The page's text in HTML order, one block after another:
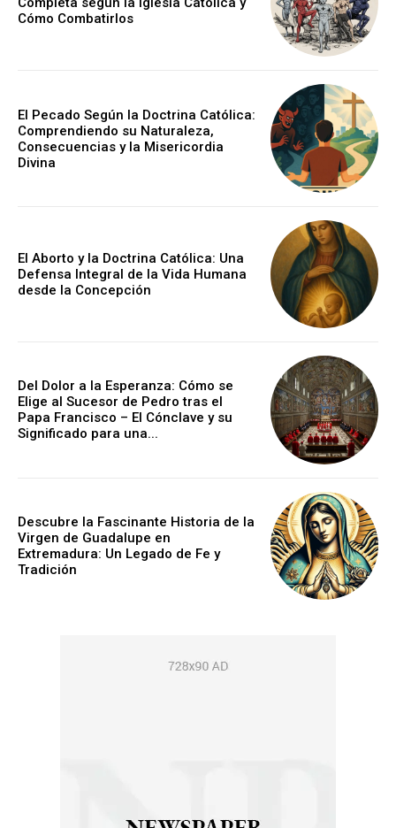
Cómo Combatirlos
El Pecado Según la Doctrina Católica:
Comprendiendo su Naturaleza,
Consecuencias y la Misericordia
Divina
El Aborto y la Doctrina Católica: Una
Defensa Integral de la Vida Humana
desde la Concepción
Del Dolor a la Esperanza: Cómo se
Elige al Sucesor de Pedro tras el
Papa Francisco – El Cónclave y su
Significado para una...
Descubre la Fascinante Historia de la
Virgen de Guadalupe en
Extremadura: Un Legado de Fe y
Tradición